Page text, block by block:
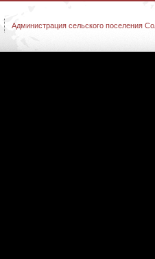
Администрация сельского поселения